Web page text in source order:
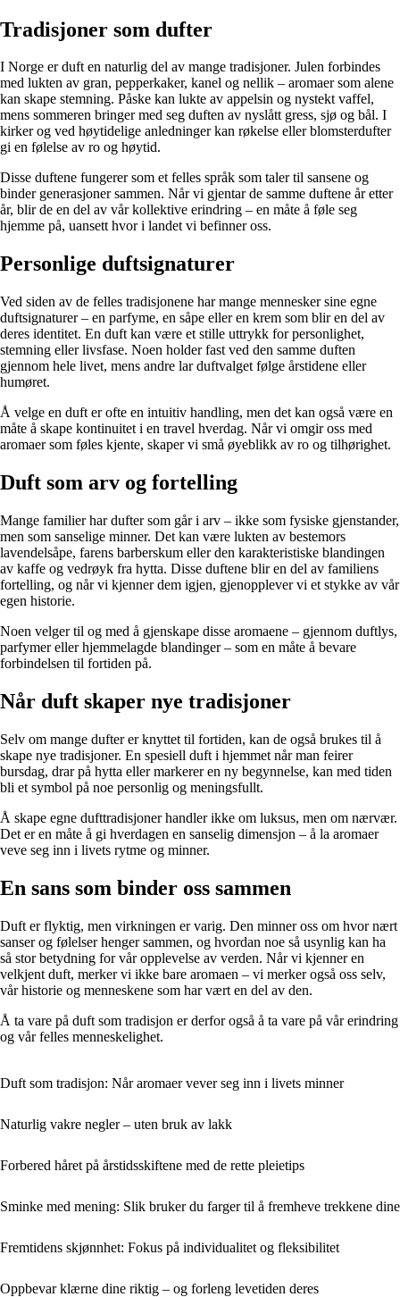
Tradisjoner som dufter
I Norge er duft en naturlig del av mange tradisjoner. Julen forbindes
med lukten av gran, pepperkaker, kanel og nellik – aromaer som alene
kan skape stemning. Påske kan lukte av appelsin og nystekt vaffel,
mens sommeren bringer med seg duften av nyslått gress, sjø og bål. I
kirker og ved høytidelige anledninger kan røkelse eller blomsterdufter
gi en følelse av ro og høytid.
Disse duftene fungerer som et felles språk som taler til sansene og
binder generasjoner sammen. Når vi gjentar de samme duftene år etter
år, blir de en del av vår kollektive erindring – en måte å føle seg
hjemme på, uansett hvor i landet vi befinner oss.
Personlige duftsignaturer
Ved siden av de felles tradisjonene har mange mennesker sine egne
duftsignaturer – en parfyme, en såpe eller en krem som blir en del av
deres identitet. En duft kan være et stille uttrykk for personlighet,
stemning eller livsfase. Noen holder fast ved den samme duften
gjennom hele livet, mens andre lar duftvalget følge årstidene eller
humøret.
Å velge en duft er ofte en intuitiv handling, men det kan også være en
måte å skape kontinuitet i en travel hverdag. Når vi omgir oss med
aromaer som føles kjente, skaper vi små øyeblikk av ro og tilhørighet.
Duft som arv og fortelling
Mange familier har dufter som går i arv – ikke som fysiske gjenstander,
men som sanselige minner. Det kan være lukten av bestemors
lavendelsåpe, farens barberskum eller den karakteristiske blandingen
av kaffe og vedrøyk fra hytta. Disse duftene blir en del av familiens
fortelling, og når vi kjenner dem igjen, gjenopplever vi et stykke av vår
egen historie.
Noen velger til og med å gjenskape disse aromaene – gjennom duftlys,
parfymer eller hjemmelagde blandinger – som en måte å bevare
forbindelsen til fortiden på.
Når duft skaper nye tradisjoner
Selv om mange dufter er knyttet til fortiden, kan de også brukes til å
skape nye tradisjoner. En spesiell duft i hjemmet når man feirer
bursdag, drar på hytta eller markerer en ny begynnelse, kan med tiden
bli et symbol på noe personlig og meningsfullt.
Å skape egne dufttradisjoner handler ikke om luksus, men om nærvær.
Det er en måte å gi hverdagen en sanselig dimensjon – å la aromaer
veve seg inn i livets rytme og minner.
En sans som binder oss sammen
Duft er flyktig, men virkningen er varig. Den minner oss om hvor nært
sanser og følelser henger sammen, og hvordan noe så usynlig kan ha
så stor betydning for vår opplevelse av verden. Når vi kjenner en
velkjent duft, merker vi ikke bare aromaen – vi merker også oss selv,
vår historie og menneskene som har vært en del av den.
Å ta vare på duft som tradisjon er derfor også å ta vare på vår erindring
og vår felles menneskelighet.
Duft som tradisjon: Når aromaer vever seg inn i livets minner
Naturlig vakre negler – uten bruk av lakk
Forbered håret på årstidsskiftene med de rette pleietips
Sminke med mening: Slik bruker du farger til å fremheve trekkene dine
Fremtidens skjønnhet: Fokus på individualitet og fleksibilitet
Oppbevar klærne dine riktig – og forleng levetiden deres